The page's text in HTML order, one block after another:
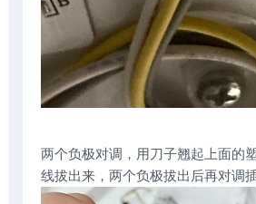
两个负极对调，用刀子翘起上面的
线拔出来，两个负极拔出后再对调